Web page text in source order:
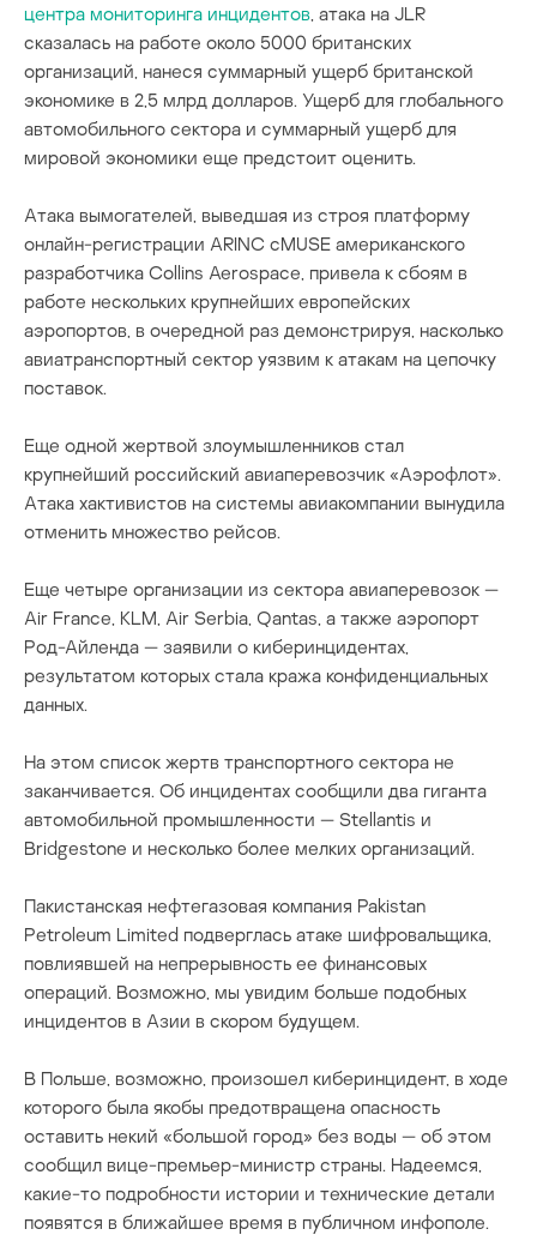
центра мониторинга инцидентов, атака на JLR
сказалась на работе около 5000 британских
организаций, нанеся суммарный ущерб британской
экономике в 2,5 млрд долларов. Ущерб для глобального
автомобильного сектора и суммарный ущерб для
мировой экономики еще предстоит оценить.
Атака вымогателей, выведшая из строя платформу
онлайн-регистрации ARINC cMUSE американского
разработчика Collins Aerospace, привела к сбоям в
работе нескольких крупнейших европейских
аэропортов, в очередной раз демонстрируя, насколько
авиатранспортный сектор уязвим к атакам на цепочку
поставок.
Еще одной жертвой злоумышленников стал
крупнейший российский авиаперевозчик «Аэрофлот».
Атака хактивистов на системы авиакомпании вынудила
отменить множество рейсов.
Еще четыре организации из сектора авиаперевозок —
Air France, KLM, Air Serbia, Qantas, а также аэропорт
Род-Айленда — заявили о киберинцидентах,
результатом которых стала кража конфиденциальных
данных.
На этом список жертв транспортного сектора не
заканчивается. Об инцидентах сообщили два гиганта
автомобильной промышленности — Stellantis и
Bridgestone и несколько более мелких организаций.
Пакистанская нефтегазовая компания Pakistan
Petroleum Limited подверглась атаке шифровальщика,
повлиявшей на непрерывность ее финансовых
операций. Возможно, мы увидим больше подобных
инцидентов в Азии в скором будущем.
В Польше, возможно, произошел киберинцидент, в ходе
которого была якобы предотвращена опасность
оставить некий «большой город» без воды — об этом
сообщил вице-премьер-министр страны. Надеемся,
какие-то подробности истории и технические детали
появятся в ближайшее время в публичном инфополе.